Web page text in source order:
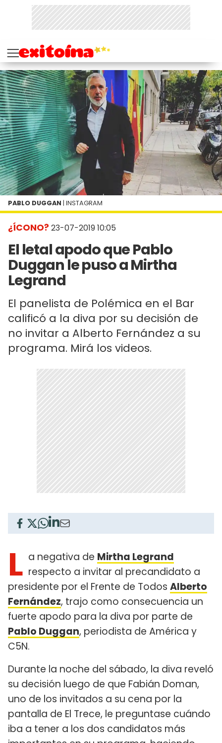
¿ÍCONO? 23-07-2019 10:05
El letal apodo que Pablo
Duggan le puso a Mirtha
Legrand
El panelista de Polémica en el Bar
calificó a la diva por su decisión de
no invitar a Alberto Fernández a su
programa. Mirá los videos.
PABLO DUGGAN | INSTAGRAM
L a negativa de Mirtha Legrand
respecto a invitar al precandidato a
presidente por el Frente de Todos Alberto
Fernández, trajo como consecuencia un
fuerte apodo para la diva por parte de
Pablo Duggan, periodista de América y
C5N.
Durante la noche del sábado, la diva reveló
su decisión luego de que Fabián Doman,
uno de los invitados a su cena por la
pantalla de El Trece, le preguntase cuándo
iba a tener a los dos candidatos más